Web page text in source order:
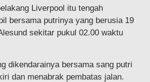
Liverpool itu tengah
bersama putrinya yang berusia 19
sekitar pukul 02.00 waktu
dikendarainya bersama sang putri
dan menabrak pembatas jalan.